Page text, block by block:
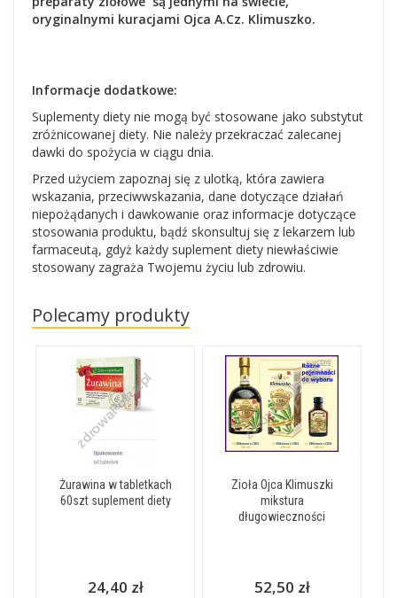
oryginalnymi kuracjami Ojca A.Cz. Klimuszko.
Informacje dodatkowe:
Suplementy diety nie mogą być stosowane jako substytut
zróżnicowanej diety. Nie należy przekraczać zalecanej
dawki do spożycia w ciągu dnia.
Przed użyciem zapoznaj się z ulotką, która zawiera
wskazania, przeciwwskazania, dane dotyczące działań
niepożądanych i dawkowanie oraz informacje dotyczące
stosowania produktu, bądź skonsultuj się z lekarzem lub
farmaceutą, gdyż każdy suplement diety niewłaściwie
stosowany zagraża Twojemu życiu lub zdrowiu.
Polecamy produkty
Żurawina w tabletkach
60szt suplement diety
24,40 zł
Zioła Ojca Klimuszki
mikstura
długowieczności
52,50 zł